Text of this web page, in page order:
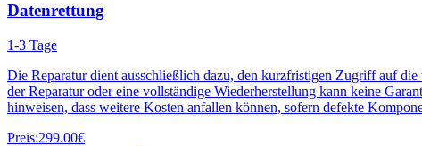
Datenrettung
1-3 Tage
Die Reparatur dient ausschließlich dazu, den kurzfristigen Zugriff auf
der Reparatur oder eine vollständige Wiederherstellung kann keine
hinweisen, dass weitere Kosten anfallen können, sofern defekte
Preis:299.00€